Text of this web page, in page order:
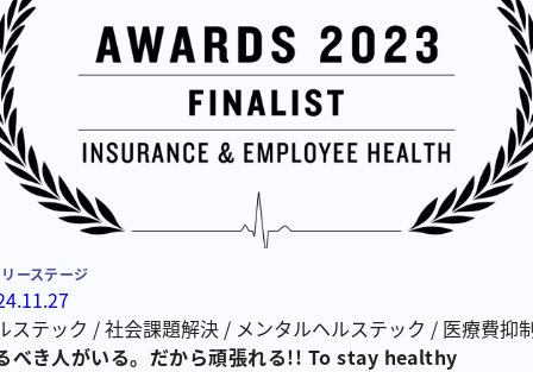
ーステージ
ステック /社会課題解決/ メンタルヘルステック / 医療費抑
寿命延伸/ソリューションサービス守るべき人がいる。だから頑張れる!! To stay healthy